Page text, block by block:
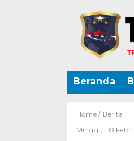
Beranda
Home / Berita
Minggu, 10